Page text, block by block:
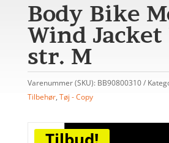
Body Bike
Wind
str. M
Varenummer (SKU): BB90800310
Tilbehør, Tøj - Copy